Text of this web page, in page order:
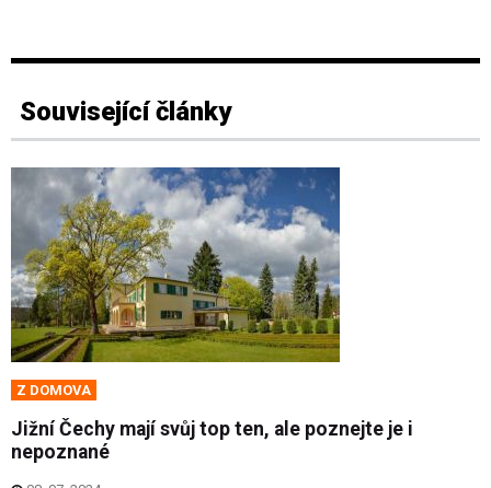
Související články
Z DOMOVA
Jižní Čechy mají svůj top ten, ale poznejte je i
nepoznané